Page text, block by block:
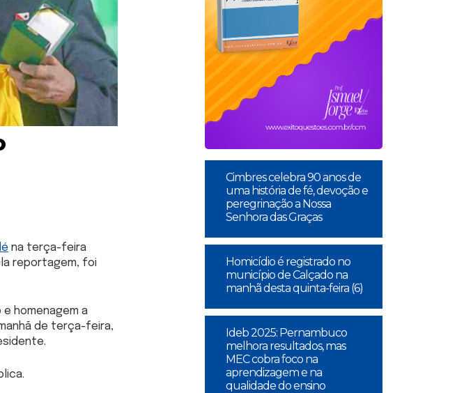
na terça-feira
reportagem, foi
e homenagem a
de terça-feira,
Cimbres celebra 90 anos de
uma história de fé, devoção e
peregrinação a Nossa
Senhora das Graças
Homicídio é registrado no
município de Calçado na
manhã desta quinta-feira (6)
Ideb 2025: Pernambuco
melhora resultados, mas
MEC cobra foco na
aprendizagem e na
qualidade do ensino